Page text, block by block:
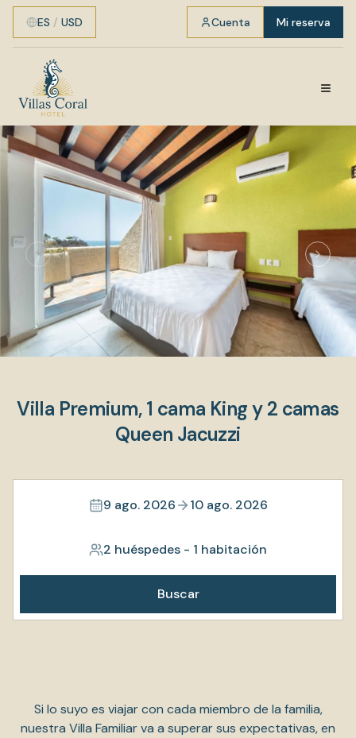
ES / USD Cuenta Mi reserva
Villa Premium, 1 cama King y 2 camas
Queen Jacuzzi
9 ago. 2026 10 ago. 2026
2 huéspedes - 1 habitación
Buscar
Si lo suyo es viajar con cada miembro de la familia,
nuestra Villa Familiar va a superar sus expectativas, en